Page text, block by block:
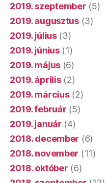
2019. szeptember (5)
2019. augusztus(3)
2019. július(3)
2019. június(1)
2019. május (6)
2019. április(2)
2019. március(2)
2019. február (5)
2019. január (4)
2018. december (6)
2018. november (11)
2018. október (6)